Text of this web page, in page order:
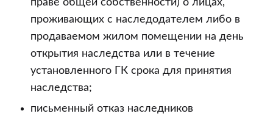
праве общей собственности) о лицах,
проживающих с наследодателем либо в
продаваемом жилом помещении на день
открытия наследства или в течение
установленного ГК срока для принятия
наследства;
письменный отказ наследников